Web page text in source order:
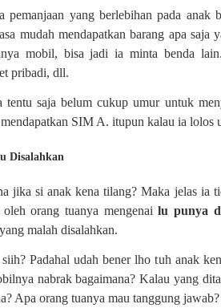
pemanjaan yang berlebihan pada anak
mudah mendapatkan barang apa
mobil, bisa jadi ia minta benda
pribadi, dll.
tentu saja belum cukup umur untuk
SIM A. itupun kalau ia lolos
Disalahkan
jika si anak kena tilang? Maka jelas ia
oleh orang tuanya mengenailu punya
malah disalahkan.
Padahal udah bener lho tuh anak
nabrak bagaimana? Kalau yang
Apa orang tuanya mau tanggung jawab?